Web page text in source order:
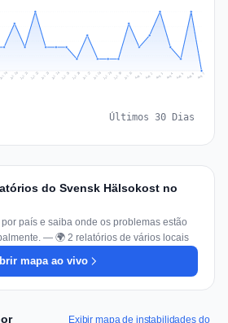
Jul 19 Jul 20 Jul 21 Jul 22 Jul 23 Jul 24 Jul 25 Jul 26 Jul 27 Jul 28 Jul 29 Jul 30 Jul 31 Aug 1 Aug 2 Aug 3 Aug 4 Aug 5 Aug 6 Aug 7
Últimos 30 Dias
do Svensk Hälsokost no
país e saiba onde os problemas estão
— 🌍 2 relatórios de vários locais
mapa ao vivo
Exibir mapa de instabilidades do